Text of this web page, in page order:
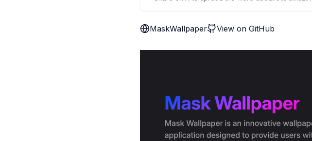
MaskWallpaper View on GitHub